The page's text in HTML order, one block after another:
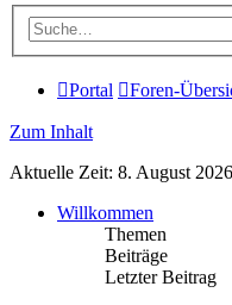
Portal Foren-
Zum Inhalt
Aktuelle Zeit: 8. August
Willkommen
Themen
Beiträge
Letzter Beitrag